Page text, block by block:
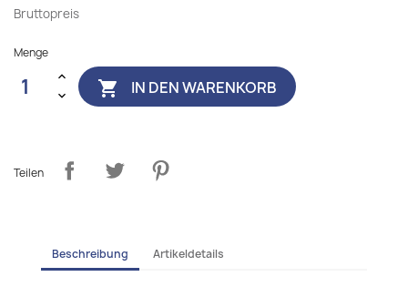
Bruttopreis
Menge
 IN DEN WARENKORB
Teilen
Beschreibung Artikeldetails